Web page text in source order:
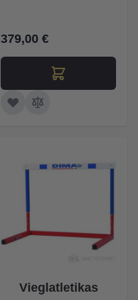
379,00 €
Vieglatletikas